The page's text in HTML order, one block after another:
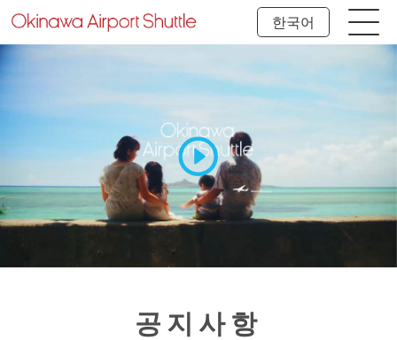
한국어
공지사항